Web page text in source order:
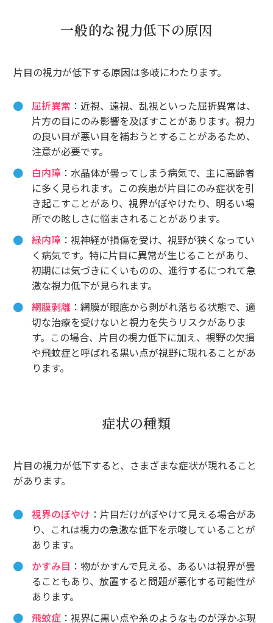
一般的な視力低下の原因
片目の視力が低下する原因は多岐にわたります。
屈折異常 ：近視、遠視、乱視といった屈折異常は、
片方の目にのみ影響を及ぼすことがあります。視力
の良い目が悪い目を補おうとすることがあるため、
注意が必要です。
白内障 ：水晶体が曇ってしまう病気で、主に高齢者
に多く見られます。この疾患が片目にのみ症状を引
き起こすことがあり、視界がぼやけたり、明るい場
所での眩しさに悩まされることがあります。
緑内障 ：視神経が損傷を受け、視野が狭くなってい
く病気です。特に片目に異常が生じることがあり、
初期には気づきにくいものの、進行するにつれて急
激な視力低下が見られます。
網膜剥離 ：網膜が眼底から剥がれ落ちる状態で、適
切な治療を受けないと視力を失うリスクがありま
す。この場合、片目の視力低下に加え、視野の欠損
や飛蚊症と呼ばれる黒い点が視野に現れることがあ
ります。
症状の種類
片目の視力が低下すると、さまざまな症状が現れること
があります。
視界のぼやけ ：片目だけがぼやけて見える場合があ
り、これは視力の急激な低下を示唆していることが
あります。
かすみ目 ：物がかすんで見える、あるいは視界が曇
ることもあり、放置すると問題が悪化する可能性が
あります。
飛蚊症 ：視界に黒い点や糸のようなものが浮かぶ現